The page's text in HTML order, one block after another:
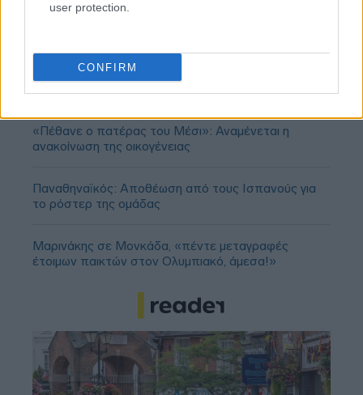
user protection.
CONFIRM
«Πέθανε ο πατέρας του Μέσι»: Αναμένεται η
ανακοίνωση της οικογένειας
Παναθηναϊκός: Αποθέωση από τους Ισπανούς για
το ρόστερ της ομάδας
Μαρινάκης σε Μονκάδα, «πέντε μεταγραφές
έτοιμων παικτών στον Ολυμπιακό, άμεσα!»